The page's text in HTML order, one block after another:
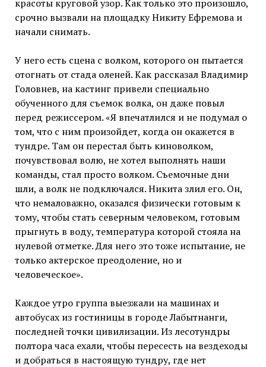
красоты круговой узор. Как только это произошло,
срочно вызвали на площадку Никиту Ефремова и
начали снимать.
У него есть сцена с волком, которого он пытается
отогнать от стада оленей. Как рассказал Владимир
Головнев, на кастинг привели специально
обученного для съемок волка, он даже повыл
перед режиссером. «Я впечатлился и не подумал о
том, что с ним произойдет, когда он окажется в
тундре. Там он перестал быть киноволком,
почувствовал волю, не хотел выполнять наши
команды, стал просто волком. Съемочные дни
шли, а волк не подключался. Никита злил его. Он,
что немаловажно, оказался физически готовым к
тому, чтобы стать северным человеком, готовым
прыгнуть в воду, температура которой стояла на
нулевой отметке. Для него это тоже испытание, не
только актерское преодоление, но и
человеческое».
Каждое утро группа выезжали на машинах и
автобусах из гостиницы в городе Лабытнанги,
последней точки цивилизации. Из лесотундры
полтора часа ехали, чтобы пересесть на вездеходы
и добраться в настоящую тундру, где нет